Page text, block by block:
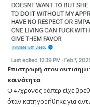
Επιστροφή στον
κοινότητα
Ο 47χρονος ράπερ είχε
όταν κατηγορήθηκε για